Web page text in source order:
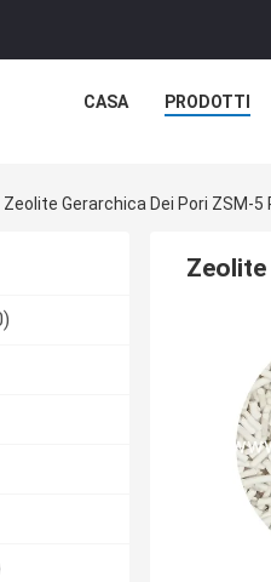
CASA PRODOTTI
Zeolite Gerarchica Dei Pori ZSM-